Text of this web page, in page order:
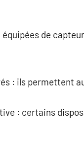
de
: ils permettent
: certains